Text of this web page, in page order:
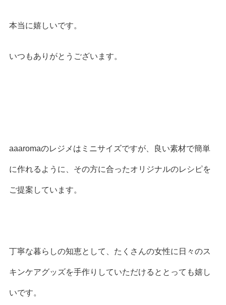
本当に嬉しいです。
いつもありがとうございます。
aaaromaのレジメはミニサイズですが、良い素材で簡単
に作れるように、その方に合ったオリジナルのレシピを
ご提案しています。
丁寧な暮らしの知恵として、たくさんの女性に日々のス
キンケアグッズを手作りしていただけるととっても嬉し
いです。